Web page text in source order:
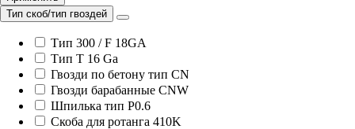
Тип скоб/тип гвоздей
Тип 300 / F 18GA
Тип T 16 Ga
Гвозди по бетону тип CN
Гвозди барабанные CNW
Шпилька тип P0.6
Скоба для ротанга 410K